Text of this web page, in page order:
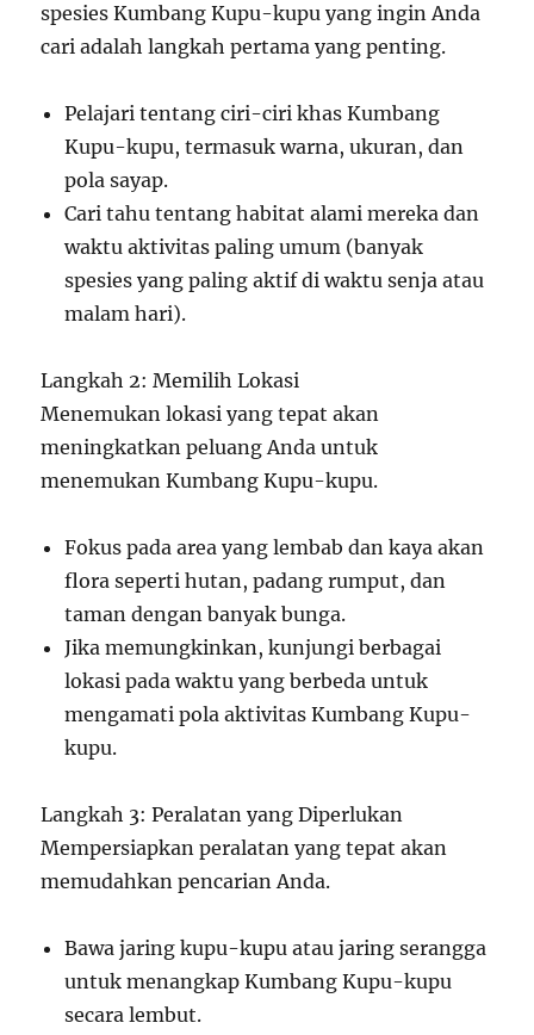
spesies Kumbang Kupu-kupu yang ingin Anda
cari adalah langkah pertama yang penting.
Pelajari tentang ciri-ciri khas Kumbang
Kupu-kupu, termasuk warna, ukuran, dan
pola sayap.
Cari tahu tentang habitat alami mereka dan
waktu aktivitas paling umum (banyak
spesies yang paling aktif di waktu senja atau
malam hari).
Langkah 2: Memilih Lokasi
Menemukan lokasi yang tepat akan
meningkatkan peluang Anda untuk
menemukan Kumbang Kupu-kupu.
Fokus pada area yang lembab dan kaya akan
flora seperti hutan, padang rumput, dan
taman dengan banyak bunga.
Jika memungkinkan, kunjungi berbagai
lokasi pada waktu yang berbeda untuk
mengamati pola aktivitas Kumbang Kupu-
kupu.
Langkah 3: Peralatan yang Diperlukan
Mempersiapkan peralatan yang tepat akan
memudahkan pencarian Anda.
Bawa jaring kupu-kupu atau jaring serangga
untuk menangkap Kumbang Kupu-kupu
secara lembut.